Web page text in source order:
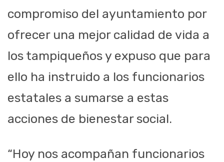
compromiso del ayuntamiento por
ofrecer una mejor calidad de vida a
los tampiqueños y expuso que para
ello ha instruido a los funcionarios
estatales a sumarse a estas
acciones de bienestar social.
“Hoy nos acompañan funcionarios